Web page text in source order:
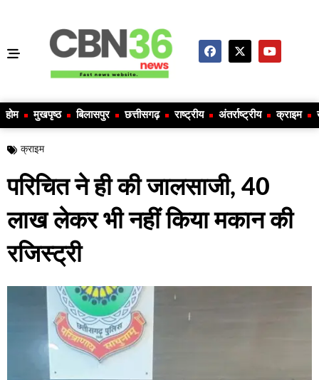
होम मुखपृष्ठ बिलासपुर छत्तीसगढ़ राष्ट्रीय अंतर्राष्ट्रीय क्राइम
क्राइम
परिचित ने ही की जालसाजी, 40
लाख लेकर भी नहीं किया मकान की
रजिस्ट्री